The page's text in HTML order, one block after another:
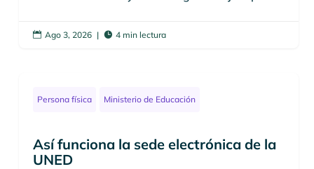
 Ago 3, 2026 |  4 min lectura
Persona física Ministerio de Educación
Así funciona la sede electrónica de la
UNED